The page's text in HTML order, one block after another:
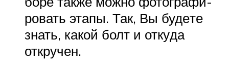
ро­вать эта­пы. Так, Вы буде­те
знать, какой болт и отку­да
откручен.